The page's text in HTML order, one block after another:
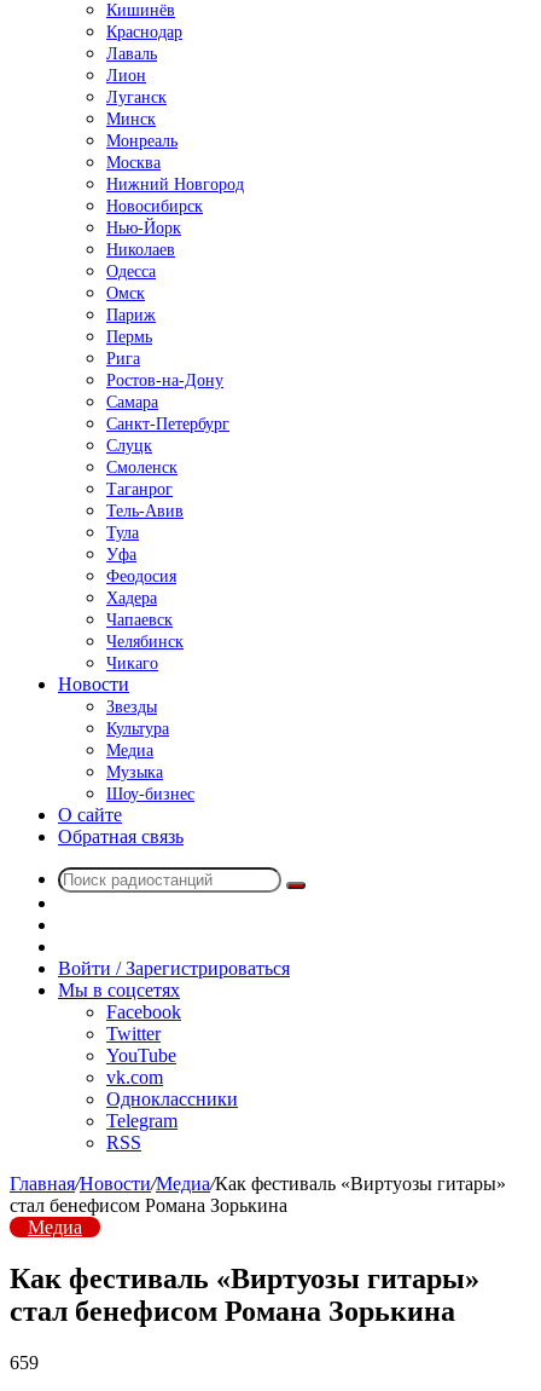
Кишинёв
Краснодар
Лаваль
Лион
Луганск
Минск
Монреаль
Москва
Нижний Новгород
Новосибирск
Нью-Йорк
Николаев
Одесса
Омск
Париж
Пермь
Рига
Ростов-на-Дону
Самара
Санкт-Петербург
Слуцк
Смоленск
Таганрог
Тель-Авив
Тула
Уфа
Феодосия
Хадера
Чапаевск
Челябинск
Чикаго
Новости
Звезды
Культура
Медиа
Музыка
Шоу-бизнес
О сайте
Обратная связь
Поиск
радио
Войти / Зарегистрироваться
Мы в соцсетях
Facebook
Twitter
YouTube
vk.com
Одноклассники
Telegram
RSS
Главная/Новости/Медиа/Как фестиваль «Виртуозы гитары»
стал бенефисом Романа Зорькина
Медиа
Как фестиваль «Виртуозы гитары»
стал бенефисом Романа Зорькина
659